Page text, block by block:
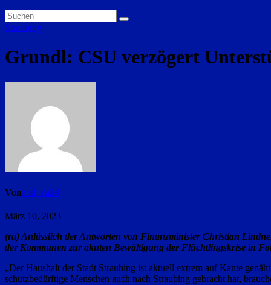
Straubing
Grundl: CSU verzögert
Vonred_ra24
März 10, 2023
(ra) Anlässlich der Antworten von Finanzminister Christian
der Kommunen zur akuten Bewältigung der Flüchtlingskrise in
„Der Haushalt der Stadt Straubing ist aktuell extrem auf Kante
schutzbedürftige Menschen auch nach Straubing gebracht hat,